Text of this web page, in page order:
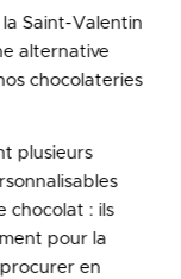
Saint-Valentin
alternative
chocolateries
plusieurs
chocolat : ils
pour la
en